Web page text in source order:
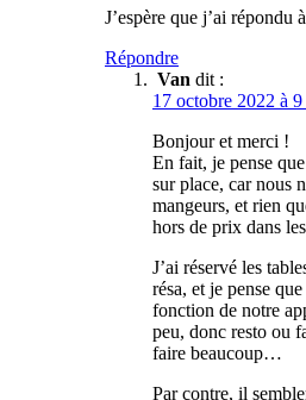
J’espère que j’ai répondu
Répondre
Van dit :
17 octobre 2022 à
Bonjour et merci !
En fait, je pense
sur place, car nous
mangeurs, et rien
hors de prix dans
J’ai réservé les
résa, et je pense
fonction de notre
peu, donc resto ou
faire beaucoup…
Par contre, il